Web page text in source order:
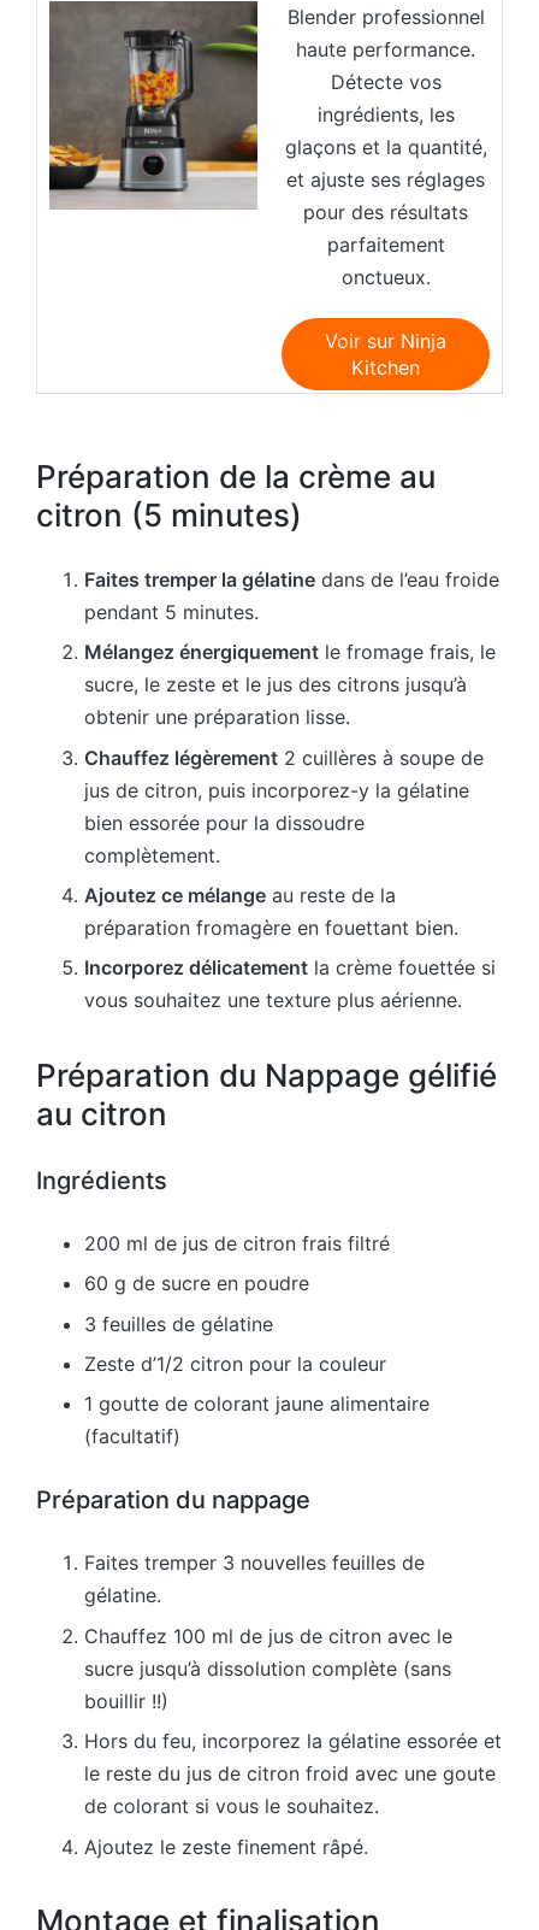
Blender professionnel
haute performance.
Détecte vos
ingrédients, les
glaçons et la quantité,
et ajuste ses réglages
pour des résultats
parfaitement
onctueux.
Voir sur Ninja
Kitchen
Préparation de la crème au
citron (5 minutes)
Faites tremper la gélatine dans de l’eau froide
pendant 5 minutes.
Mélangez énergiquement le fromage frais, le
sucre, le zeste et le jus des citrons jusqu’à
obtenir une préparation lisse.
Chauffez légèrement 2 cuillères à soupe de
jus de citron, puis incorporez-y la gélatine
bien essorée pour la dissoudre
complètement.
Ajoutez ce mélange au reste de la
préparation fromagère en fouettant bien.
Incorporez délicatement la crème fouettée si
vous souhaitez une texture plus aérienne.
Préparation du Nappage gélifié
au citron
Ingrédients
200 ml de jus de citron frais filtré
60 g de sucre en poudre
3 feuilles de gélatine
Zeste d’1/2 citron pour la couleur
1 goutte de colorant jaune alimentaire
(facultatif)
Préparation du nappage
Faites tremper 3 nouvelles feuilles de
gélatine.
Chauffez 100 ml de jus de citron avec le
sucre jusqu’à dissolution complète (sans
bouillir !!)
Hors du feu, incorporez la gélatine essorée et
le reste du jus de citron froid avec une goute
de colorant si vous le souhaitez.
Ajoutez le zeste finement râpé.
Montage et finalisation